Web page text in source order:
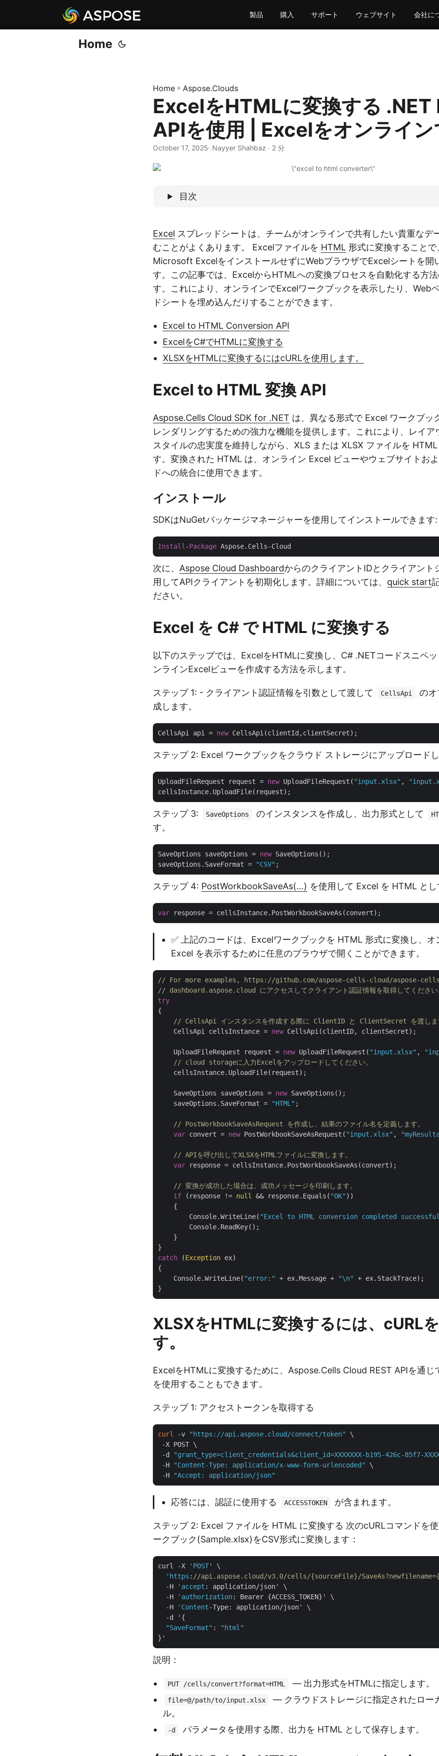
製品 購入 サポート ウェブサイト 会社に
Home
Home » Aspose.Clouds
ExcelをHTMLに変換する .NET
APIを使用 | Excelをオンライン
October 17, 2025· Nayyer Shahbaz · 2 分
目次
Excel スプレッドシートは、チームがオンラインで共有したい貴重なデ
むことがよくあります。 Excelファイルを HTML 形式に変換すること
Microsoft ExcelをインストールせずにWebブラウザでExcelシートを開
す。この記事では、ExcelからHTMLへの変換プロセスを自動化する方
す。これにより、オンラインでExcelワークブックを表示したり、Web
ドシートを埋め込んだりすることができます。
Excel to HTML Conversion API
ExcelをC#でHTMLに変換する
XLSXをHTMLに変換するにはcURLを使用します。
Excel to HTML 変換 API
Aspose.Cells Cloud SDK for .NET は、異なる形式で Excel ワークブッ
レンダリングするための強力な機能を提供します。これにより、レイア
スタイルの忠実度を維持しながら、XLS または XLSX ファイルを HTML
す。変換された HTML は、オンライン Excel ビューやウェブサイトお
ドへの統合に使用できます。
インストール
SDKはNuGetパッケージマネージャーを使用してインストールできます:
Install-Package
次に、 Aspose Cloud DashboardからのクライアントIDとクライアント
用してAPIクライアントを初期化します。詳細については、 quick start
ださい。
Excel を C# で HTML に変換する
以下のステップでは、ExcelをHTMLに変換し、C# .NETコードスニペ
ンラインExcelビューを作成する方法を示します。
ステップ 1: - クライアント認証情報を引数として渡して CellsApi
の
成します。
CellsApi api = new
ステップ 2: Excel ワークブックをクラウド ストレージにアップロードし
UploadFileRequest request = new UploadFileRequest( "input.xlsx" ,
ステップ 3: SaveOptions のインスタンスを作成し、出力形式として
す。
SaveOptions saveOptions = new SaveOptions();
saveOptions.SaveFormat =
"CSV"
ステップ 4: PostWorkbookSaveAs(…) を使用して Excel を HTML とし
var
✅ 上記のコードは、Excelワークブックを HTML 形式に変換し、オ
Excel を表示するために任意のブラウザで開くことができます。
// For more examples, https://github.com/aspose-cells-cloud/aspose-
// dashboard.aspose.cloud にアクセスしてクライアント認証情報を取得してください
try
{
// CellsApi インスタンスを作成する際に ClientID と ClientSecret を渡しま
    CellsApi cellsInstance =
new CellsApi(clientID, clientSecret);
    UploadFileRequest request =
new UploadFileRequest( "input.xlsx" ,
// cloud storageに入力Excelをアップロードしてください。
    cellsInstance.UploadFile(request);
    SaveOptions saveOptions =
new SaveOptions();
    saveOptions.SaveFormat =
"HTML" ;
// PostWorkbookSaveAsRequest を作成し、結果のファイル名を定義します。
var convert = new PostWorkbookSaveAsRequest( "input.xlsx" ,
// APIを呼び出してXLSXをHTMLファイルに変換します。
var response = cellsInstance.PostWorkbookSaveAs(convert);
// 変換が成功した場合は、成功メッセージを印刷します。
if (response != null && response.Equals( "OK" ))
    {
        Console.WriteLine(
"Excel to HTML conversion completed
        Console.ReadKey();
    }
catch (Exception ex)
{
    Console.WriteLine(
"error:" + ex.Message + "\n"
+ ex.StackTrace);
XLSXをHTMLに変換するには、cURL
す。
ExcelをHTMLに変換するために、Aspose.Cells Cloud REST APIを通じ
を使用することもできます。
ステップ 1: アクセストークンを取得する
curl -v "https://api.aspose.cloud/connect/token"
\
-X POST \
-d
"grant_type=client_credentials&client_id=XXXXXXX-b195-426c-85f7-
-H
"Content-Type: application/x-www-form-urlencoded"
\
-H
"Accept: application/json"
応答には、認証に使用する ACCESSTOKEN が含まれます。
ステップ 2: Excel ファイルを HTML に変換する 次のcURLコマンドを
ークブック(Sample.xlsx)をCSV形式に変換します：
curl -X 'POST' \
'https : //api.aspose.cloud/v3.0/cells/{sourceFile}/
  -H
'accept : application/json' \
  -H
'authorization: Bearer {ACCESS_TOKEN}' \
  -H
'Content-Type: application/json' \
  -d '{
"SaveFormat" :
"html"
説明：
PUT /cells/convert?format=HTML — 出力形式をHTMLに指定します。
file=@/path/to/input.xlsx
— クラウドストレージに指定されたロー
ル。
-d パラメータを使用する際、出力を HTML として保存します。